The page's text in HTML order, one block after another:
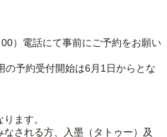
）電話にて事前にご予約をお願い
の予約受付開始は6月1日からとな
ます。
なされる方、入墨（タトゥー）及